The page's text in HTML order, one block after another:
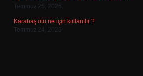
Temmuz 25, 2026
Karabaş otu ne için kullanılır ?
Temmuz 24, 2026